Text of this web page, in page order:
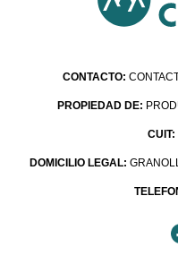
CONTACTO:
PROPIEDAD DE:
CUIT:
DOMICILIO LEGAL: